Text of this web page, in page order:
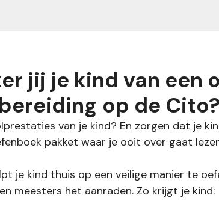
jij je kind van een
op de
van je kind? En zorgen dat je
pakket waar je ooit over gaat
je kind thuis op een veilige manier te
meesters het aanraden. Zo krijgt je kind: